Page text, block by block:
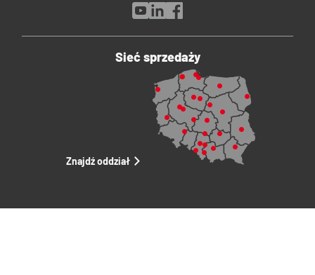
Sieć sprzedaży
Znajdź oddział